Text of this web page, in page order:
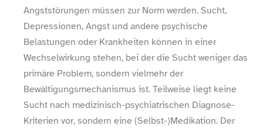
Angststörungen müssen zur Norm werden. Sucht,
Depressionen, Angst und andere psychische
Belastungen oder Krankheiten können in einer
Wechselwirkung stehen, bei der die Sucht weniger das
primäre Problem, sondern vielmehr der
Bewältigungsmechanismus ist. Teilweise liegt keine
Sucht nach medizinisch-​psychiatrischen Diagnose-​
Kriterien vor, sondern eine (Selbst-)Medikation. Der